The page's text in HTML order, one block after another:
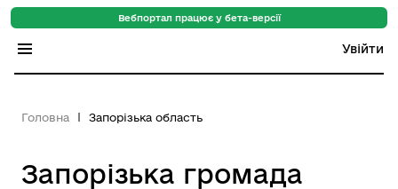
Вебпортал працює у бета-версії
Увійти
Цифровий путівник
Головна Запорізька область
Запорізька громада